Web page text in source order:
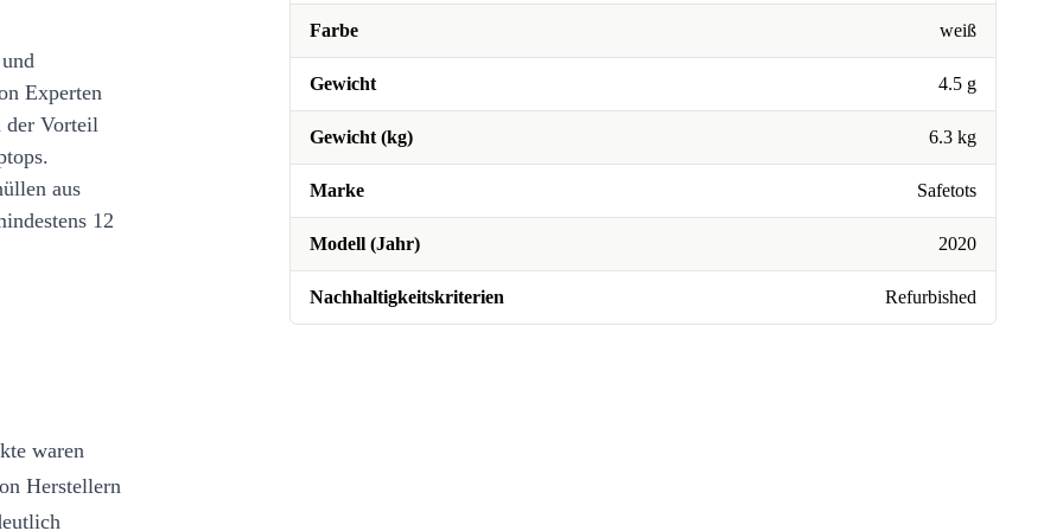
Farbe weiß
Gewicht 4.5 g
Gewicht (kg) 6.3 kg
Marke Safetots
Modell (Jahr) 2020
Nachhaltigkeitskriterien Refurbished
Experten
der Vorteil
aus
12
waren
Herstellern